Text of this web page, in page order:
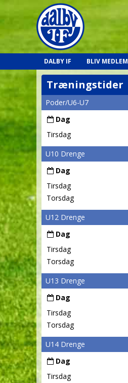
DALBY IF BLIV MEDLEM
Træningstider
Poder/U6-U7
Dag
Tirsdag
U10 Drenge
Dag
Tirsdag
Torsdag
U12 Drenge
Dag
Tirsdag
Torsdag
U13 Drenge
Dag
Tirsdag
Torsdag
U14 Drenge
Dag
Tirsdag